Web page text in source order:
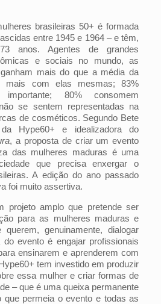
brasileiras 50+ é formada
entre 1945 e 1964 – e têm,
anos. Agentes de grandes
e sociais no mundo, as
mais do que a média da
mais com elas mesmas; 83%
80% consomem
se sentem representadas na
de cosméticos. Segundo Bete
da Hype60+ e idealizadora do
, a proposta de criar um evento
das mulheres maduras é uma
que precisa enxergar o
A edição do ano passado
foi muito assertiva.
projeto amplo que pretende ser
para as mulheres maduras e
genuinamente, dialogar
evento é engajar profissionais
ensinarem e aprenderem com
tem investido em produzir
essa mulher e criar formas de
– que é uma queixa permanente
permeia o evento e todas as